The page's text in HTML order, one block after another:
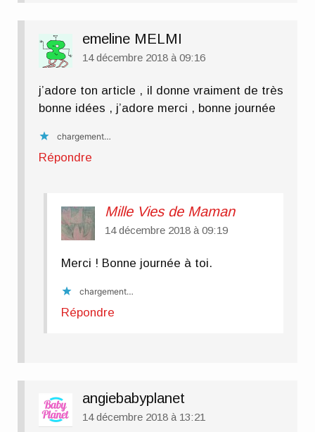
emeline MELMI
14 décembre 2018 à 09:16
j’adore ton article , il donne vraiment de très
bonne idées , j’adore merci , bonne journée
chargement…
Répondre
Mille Vies de Maman
14 décembre 2018 à 09:19
Merci ! Bonne journée à toi.
chargement…
Répondre
angiebabyplanet
14 décembre 2018 à 13:21